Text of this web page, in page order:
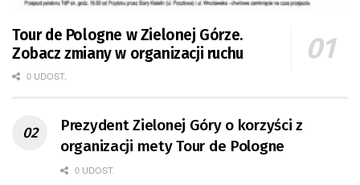
Tour de Pologne w Zielonej Górze.
Zobacz zmiany w organizacji ruchu
0 UDOST.
Prezydent Zielonej Góry o korzyści z
organizacji mety Tour de Pologne
0 UDOST.